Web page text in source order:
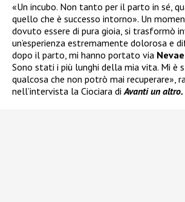
«Un incubo. Non tanto per il parto in sé,
quello che è successo intorno». Un
dovuto essere di pura gioia, si trasformò
un’esperienza estremamente dolorosa e
dopo il parto, mi hanno portato via
Sono stati i più lunghi della mia vita. Mi
qualcosa che non potrò mai recuperare»,
nell’intervista la Ciociara diAvanti un altro.